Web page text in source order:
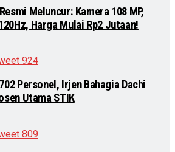
Meluncur: Kamera 108 MP,
Harga Mulai Rp2 Jutaan!
924
Personel, Irjen Bahagia Dachi
Utama STIK
809